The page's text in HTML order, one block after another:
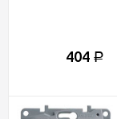
404 Р